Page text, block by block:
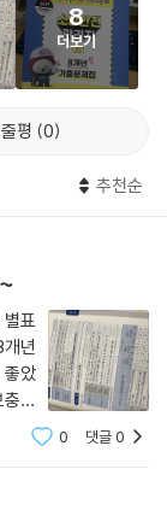
8
더보기
평 0
추천순
표
년
좋았
할
좋겠
0 댓글0